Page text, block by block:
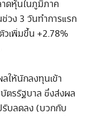
ดหุ้นในภูมิภาค
วง 3 วันทำการแรก
วเพิ่มขึ้น +2.78%
ให้นักลงทุนเข้า
ตรรัฐบาล ซึ่งส่งผล
บลดลง (บวกกับ